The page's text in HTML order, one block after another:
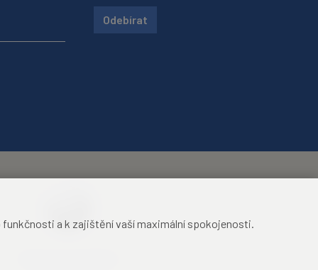
Odebírat
funkčnosti a k zajištění vaší maximální spokojenosti.